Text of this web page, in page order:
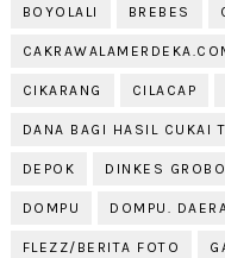
BOYOLALI BREBES
CIKARANG CILACAP
DANA BAGI HASIL CUKAI
DEPOK DINKES
DOMPU DOMPU.
FLEZZ/BERITA FOTO